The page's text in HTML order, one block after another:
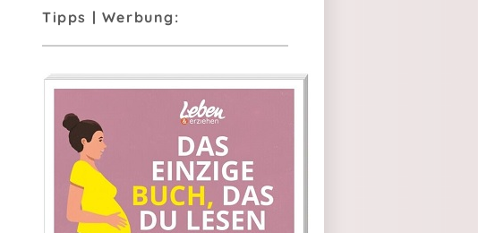
Tipps | Werbung: